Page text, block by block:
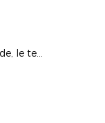
Futsal : France - Finlande, le teaser !